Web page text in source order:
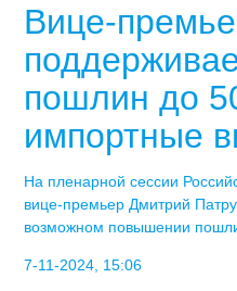
Вице-
пошлин до
импортные
На пленарной сессии
вице-премьер Дмитрий
возможном повышении
7-11-2024, 15:06